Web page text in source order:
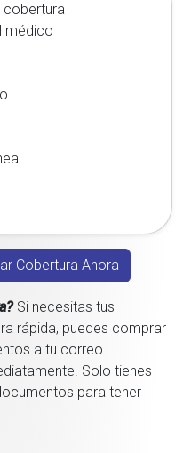
cobertura
médico
Cobertura Ahora
Si necesitas tus
rápida, puedes comprar
a tu correo
Solo tienes
para tener